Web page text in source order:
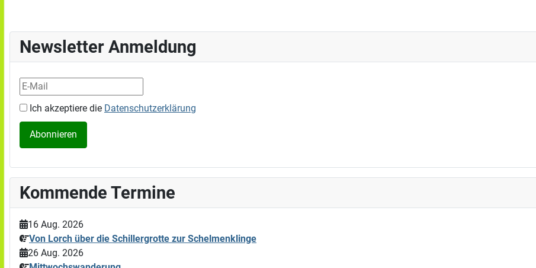
Newsletter Anmeldung
Ich akzeptiere die Datenschutzerklärung
Kommende Termine
16 Aug. 2026
Von Lorch über die Schillergrotte zur Schelmenklinge
26 Aug. 2026